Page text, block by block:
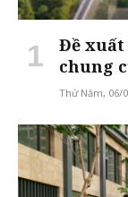
Đề
chung
Thứ Năm, 06/